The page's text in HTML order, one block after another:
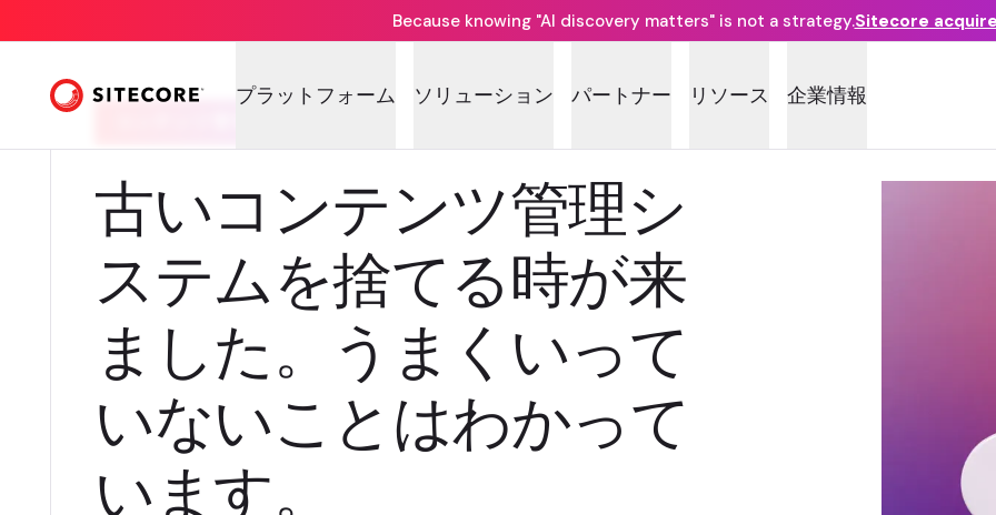
Because knowing "AI discovery matters" is not a strategy.Sitecore
プラットフォーム ソリューション パートナー リソース 企業情報
古いコンテンツ管理シ
ステムを捨てる時が来
ました。うまくいって
いないことはわかって
います。